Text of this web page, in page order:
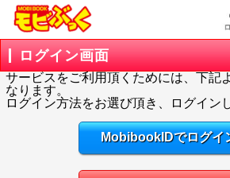
ログイン画面
サービスをご利用頂くためには、下記
なります。
ログイン方法をお選び頂き、ログイン
MobibookIDでログイ